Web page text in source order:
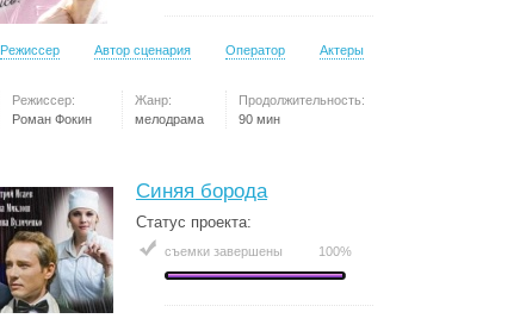
Режиссер Автор сценария Оператор Актеры
Режиссер:
Роман Фокин
Жанр:
мелодрама
Продолжительность:
90 мин
Синяя борода
Статус проекта:
съемки завершены 100%